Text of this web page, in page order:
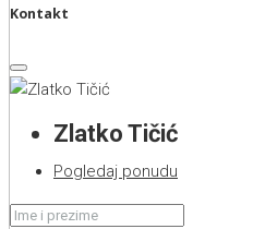
Kontakt
Zlatko Tičić
Pogledaj ponudu